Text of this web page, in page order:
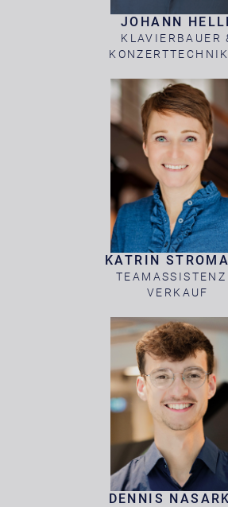
JOHANN
KLAVIERBAUER
KATRIN
TEAMASSISTENZ
VERKAUF
DENNIS